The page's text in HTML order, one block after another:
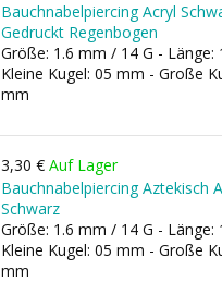
Bauchnabelpiercing Acryl
Gedruckt Regenbogen
Größe: 1.6 mm / 14 G - Länge:
Kleine Kugel: 05 mm - Große
mm
3,30 € Auf Lager
Bauchnabelpiercing Aztekisch
Schwarz
Größe: 1.6 mm / 14 G - Länge:
Kleine Kugel: 05 mm - Große
mm